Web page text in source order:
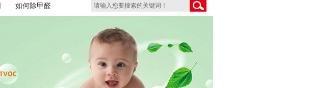
如何除甲醛